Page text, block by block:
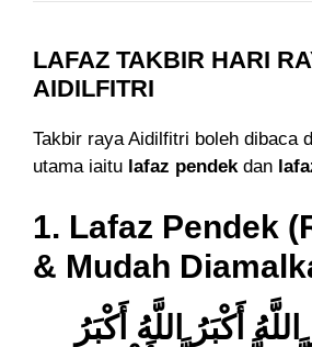
LAFAZ TAKBIR HARI
AIDILFITRI
Takbir raya Aidilfitri boleh dibaca
utama iaitu lafaz pendek dan
1. Lafaz Pendek
& Mudah
اللَّهُ أَكْبَرُ اللَّهُ أَكْبَرُ